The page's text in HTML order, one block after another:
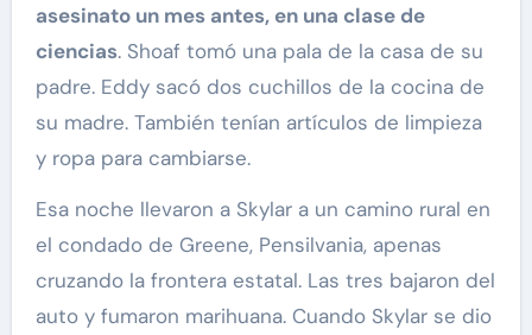
asesinato un mes antes, en una clase de
ciencias. Shoaf tomó una pala de la casa de su
padre. Eddy sacó dos cuchillos de la cocina de
su madre. También tenían artículos de limpieza
y ropa para cambiarse.
Esa noche llevaron a Skylar a un camino rural en
el condado de Greene, Pensilvania, apenas
cruzando la frontera estatal. Las tres bajaron del
auto y fumaron marihuana. Cuando Skylar se dio